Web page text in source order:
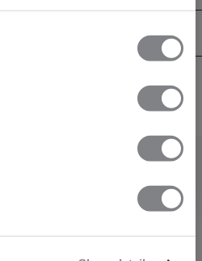
prenumererar på vårt nyhetsbrev.